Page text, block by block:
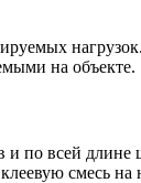
на объекте.
и по всей
смесь